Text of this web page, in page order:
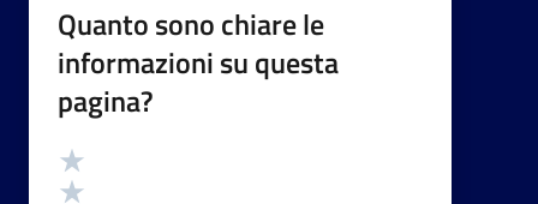
Quanto sono chiare le
informazioni su questa
pagina?
Valutazione